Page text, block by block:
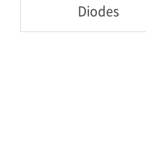
Diodes